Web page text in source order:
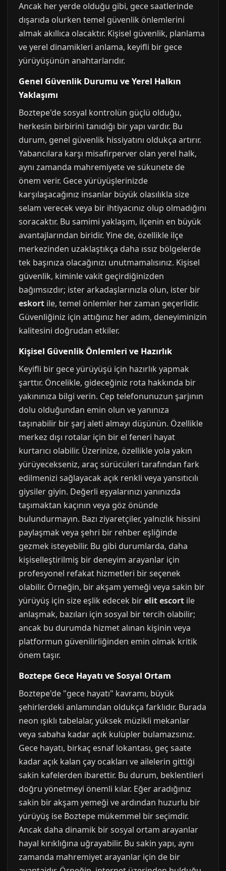
Ancak her yerde olduğu gibi, gece saatlerinde
dışarıda olurken temel güvenlik önlemlerini
almak akıllıca olacaktır. Kişisel güvenlik, planlama
ve yerel dinamikleri anlama, keyifli bir gece
yürüyüşünün anahtarlarıdır.
Genel Güvenlik Durumu ve Yerel Halkın
Yaklaşımı
Boztepe'de sosyal kontrolün güçlü olduğu,
herkesin birbirini tanıdığı bir yapı vardır. Bu
durum, genel güvenlik hissiyatını oldukça artırır.
Yabancılara karşı misafirperver olan yerel halk,
aynı zamanda mahremiyete ve sükunete de
önem verir. Gece yürüyüşlerinizde
karşılaşacağınız insanlar büyük olasılıkla size
selam verecek veya bir ihtiyacınız olup olmadığını
soracaktır. Bu samimi yaklaşım, ilçenin en büyük
avantajlarından biridir. Yine de, özellikle ilçe
merkezinden uzaklaştıkça daha ıssız bölgelerde
tek başınıza olacağınızı unutmamalısınız. Kişisel
güvenlik, kiminle vakit geçirdiğinizden
bağımsızdır; ister arkadaşlarınızla olun, ister bir
eskort ile, temel önlemler her zaman geçerlidir.
Güvenliğiniz için attığınız her adım, deneyiminizin
kalitesini doğrudan etkiler.
Kişisel Güvenlik Önlemleri ve Hazırlık
Keyifli bir gece yürüyüşü için hazırlık yapmak
şarttır. Öncelikle, gideceğiniz rota hakkında bir
yakınınıza bilgi verin. Cep telefonunuzun şarjının
dolu olduğundan emin olun ve yanınıza
taşınabilir bir şarj aleti almayı düşünün. Özellikle
merkez dışı rotalar için bir el feneri hayat
kurtarıcı olabilir. Üzerinize, özellikle yola yakın
yürüyecekseniz, araç sürücüleri tarafından fark
edilmenizi sağlayacak açık renkli veya yansıtıcılı
giysiler giyin. Değerli eşyalarınızı yanınızda
taşımaktan kaçının veya göz önünde
bulundurmayın. Bazı ziyaretçiler, yalnızlık hissini
paylaşmak veya şehri bir rehber eşliğinde
gezmek isteyebilir. Bu gibi durumlarda, daha
kişiselleştirilmiş bir deneyim arayanlar için
profesyonel refakat hizmetleri bir seçenek
olabilir. Örneğin, bir akşam yemeği veya sakin bir
yürüyüş için size eşlik edecek birelit escort ile
anlaşmak, bazıları için sosyal bir tercih olabilir;
ancak bu durumda hizmet alınan kişinin veya
platformun güvenilirliğinden emin olmak kritik
önem taşır.
Boztepe Gece Hayatı ve Sosyal Ortam
Boztepe'de "gece hayatı" kavramı, büyük
şehirlerdeki anlamından oldukça farklıdır. Burada
neon ışıklı tabelalar, yüksek müzikli mekanlar
veya sabaha kadar açık kulüpler bulamazsınız.
Gece hayatı, birkaç esnaf lokantası, geç saate
kadar açık kalan çay ocakları ve ailelerin gittiği
sakin kafelerden ibarettir. Bu durum, beklentileri
doğru yönetmeyi önemli kılar. Eğer aradığınız
sakin bir akşam yemeği ve ardından huzurlu bir
yürüyüş ise Boztepe mükemmel bir seçimdir.
Ancak daha dinamik bir sosyal ortam arayanlar
hayal kırıklığına uğrayabilir. Bu sakin yapı, aynı
zamanda mahremiyet arayanlar için de bir